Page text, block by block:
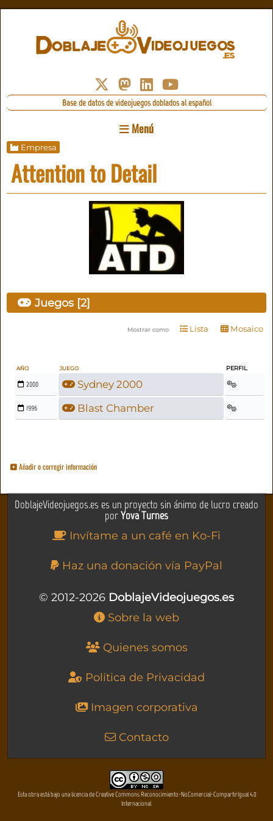
Base de datos de videojuegos doblados al español
Menú
Empresa
Attention to Detail
Juegos [2]
Mostrar como Lista Mosaico
AÑO JUEGO PERFIL
2000 Sydney 2000
1996 Blast Chamber
Añadir o corregir información
DoblajeVideojuegos.es es un proyecto sin ánimo de lucro creado
porYova Turnes
Invítame a un café en Ko-Fi
Haz una donación vía PayPal
© 2012-2026 DoblajeVideojuegos.es
Sobre la web
Quienes somos
Política de Privacidad
Imagen corporativa
Contacto
Esta obra está bajo una licencia de Creative Commons Reconocimiento-NoComercial-CompartirIgual 4.0
Internacional